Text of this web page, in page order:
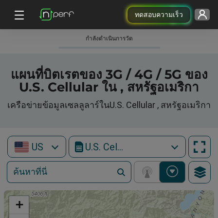
ทดสอบความเร็ว
กําลังดําเนินการวัด
แผนที่บิตเรตของ 3G / 4G / 5G ของ
U.S. Cellular ใน , สหรัฐอเมริกา
เครือข่ายข้อมูลเซลลูลาร์ในU.S. Cellular , สหรัฐอเมริกา
US U.S. Cellular
+